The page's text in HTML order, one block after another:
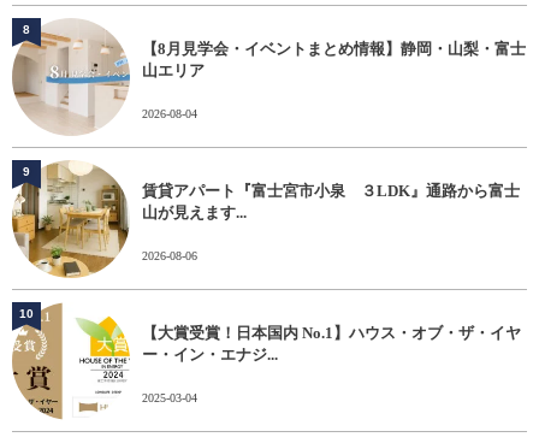
【8月見学会・イベントまとめ情報】静岡・山梨・富士
山エリア
2026-08-04
8
賃貸アパート『富士宮市小泉 ３LDK』通路から富士
山が見えます...
2026-08-06
9
【大賞受賞！日本国内 No.1】ハウス・オブ・ザ・イヤ
ー・イン・エナジ...
2025-03-04
10